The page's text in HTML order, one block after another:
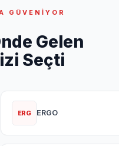
GÜVENİYOR
Gelen
Seçti
ERG ERGO